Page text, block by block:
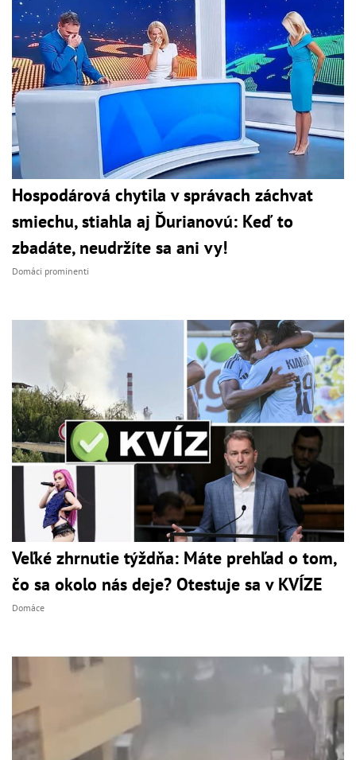
Hospodárová chytila v správach záchvat
smiechu, stiahla aj Ďurianovú: Keď to
zbadáte, neudržíte sa ani vy!
Domáci prominenti
Veľké zhrnutie týždňa: Máte prehľad o tom,
čo sa okolo nás deje? Otestuje sa v KVÍZE
Domáce